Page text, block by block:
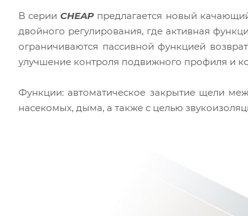
В серии CHEAP предлагается новый
двойного регулирования, где активная
ограничиваются пассивной функцией
улучшение контроля подвижного профиля и
Функции: автоматическое закрытие щели
насекомых, дыма, а также с целью